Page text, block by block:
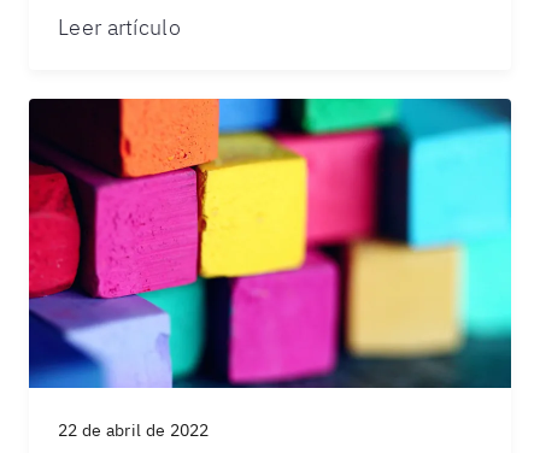
Leer artículo
22 de abril de 2022